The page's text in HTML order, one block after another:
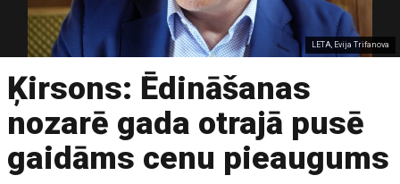
LETA, Evija Trifanova
Ķirsons: Ēdināšanas
nozarē gada otrajā pusē
gaidāms cenu pieaugums